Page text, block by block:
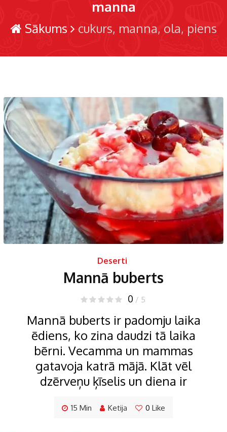
manna
Sākums cukurs manna ola piens
Deserti
Mannā buberts
0 / 5
Mannā buberts ir padomju laika
ēdiens, ko zina daudzi tā laika
bērni. Vecamma un mammas
gatavoja katrā mājā. Klāt vēl
dzērveņu ķīselis un diena ir
15 Min Ketija 0 Like